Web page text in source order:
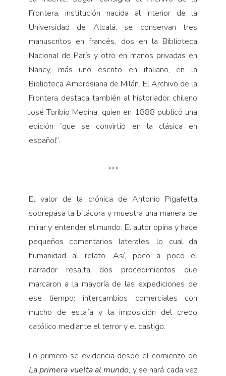
Frontera, institución nacida al interior de la
Universidad de Alca­lá, se conservan tres
manuscritos en francés, dos en la Biblioteca
Nacional de París y otro en manos privadas en
Nancy, más uno escrito en italiano, en la
Biblioteca Ambrosiana de Milán. El Archivo de la
Frontera desta­ca también al historiador chileno
José Toribio Medina, quien en 1888 publicó una
edición “que se convirtió en la clásica en
español”.
***
El valor de la crónica de Antonio Pigafetta
sobrepasa la bitácora y muestra una manera de
mirar y entender el mundo. El autor opina y hace
pequeños comentarios la­terales, lo cual da
humanidad al relato. Así, poco a poco el
narrador resalta dos procedimientos que
marcaron a la mayoría de las expediciones de
ese tiempo: intercam­bios comerciales con
mucho de estafa y la imposición del credo
católico mediante el terror y el castigo.
Lo primero se evidencia desde el comienzo de
La primera vuelta al mundo, y se hará cada vez